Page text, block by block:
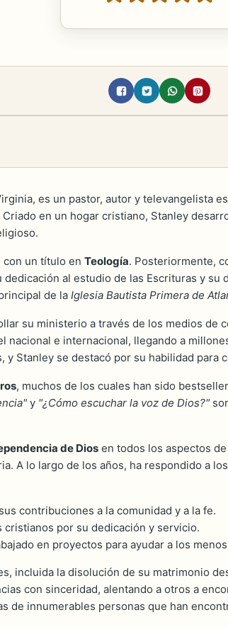
es un pastor, autor y televangelista
en un hogar cristiano, Stanley
con un título en Teología. Posteriormente,
al estudio de las Escrituras y
de la Iglesia Bautista Primera de
su ministerio a través de los medios de
nacional e internacional, llegando a
Stanley se destacó por su habilidad para
, muchos de los cuales han sido
y "¿Cómo escuchar la voz de Dios?"
de Dios en todos los aspectos
A lo largo de los años, ha respondido a
contribuciones a la comunidad y a la fe.
cristianos por su dedicación y servicio.
en proyectos para ayudar a los
incluida la disolución de su matrimonio
con sinceridad, alentando a otros a
de innumerables personas que han